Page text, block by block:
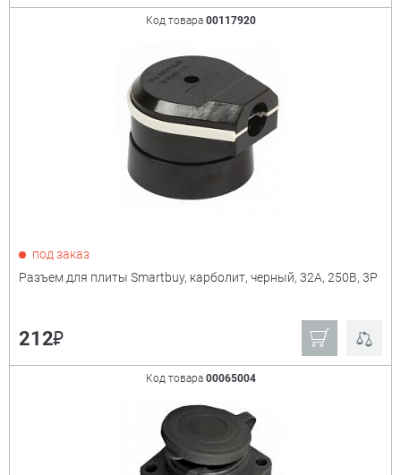
Код товара 00117920
под заказ
Разъем для плиты Smartbuy, карболит, черный, 32А, 250В, 3Р
212₽
Код товара 00065004